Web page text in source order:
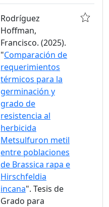
Rodríguez
Hoffman,
Francisco. (2025).
"Comparación de
requerimientos
térmicos para la
germinación y
grado de
resistencia al
herbicida
Metsulfuron metil
entre poblaciones
de Brassica rapa e
Hirschfeldia
incana". Tesis de
Grado para